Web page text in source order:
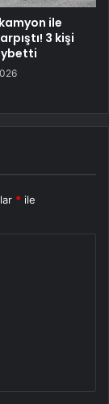
kamyon ile
3 kişi
* ile